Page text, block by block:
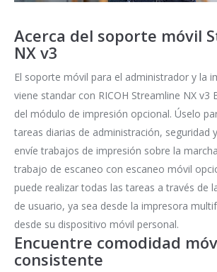
Acerca del soporte móvil
NX v3
El soporte móvil para el administrador y la
viene standar con RICOH Streamline NX v3
del módulo de impresión opcional. Úselo
tareas diarias de administración, seguridad
envíe trabajos de impresión sobre la
trabajo de escaneo con escaneo móvil
puede realizar todas las tareas a través de
de usuario, ya sea desde la impresora
desde su dispositivo móvil personal.
Encuentre comodidad
consistente